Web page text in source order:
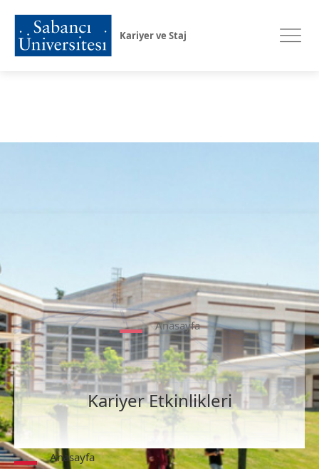
Kariyer ve Staj
Anasayfa
Kariyer Etkinlikleri
Anasayfa